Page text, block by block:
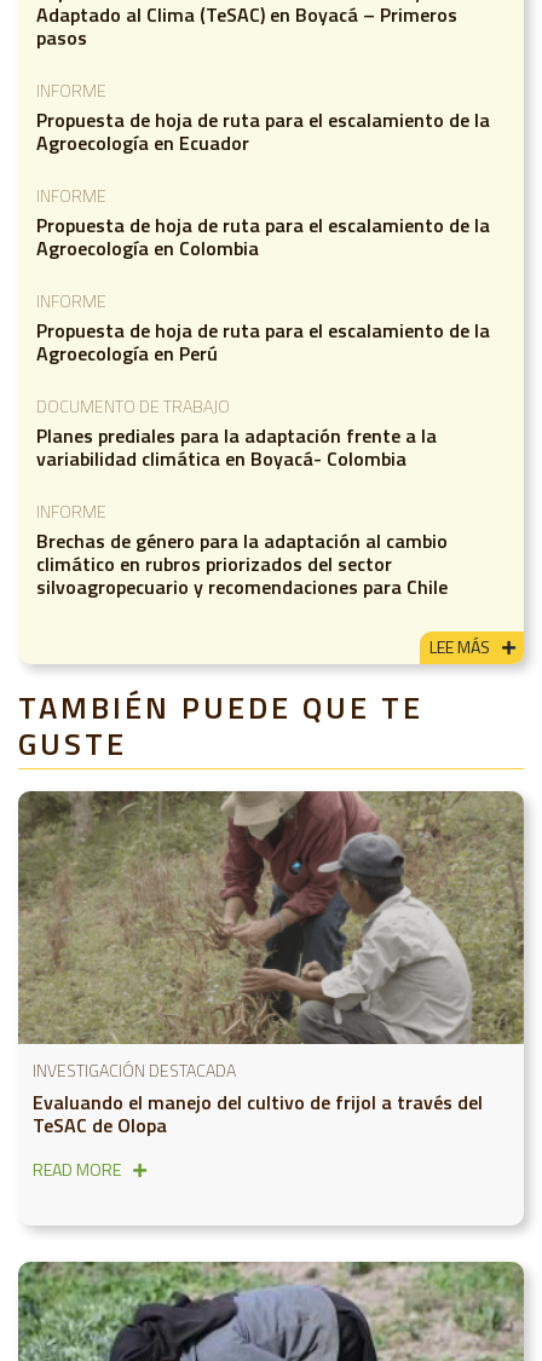
Adaptado al Clima (TeSAC) en Boyacá – Primeros
pasos
INFORME
Propuesta de hoja de ruta para el escalamiento de la
Agroecología en Ecuador
INFORME
Propuesta de hoja de ruta para el escalamiento de la
Agroecología en Colombia
INFORME
Propuesta de hoja de ruta para el escalamiento de la
Agroecología en Perú
DOCUMENTO DE TRABAJO
Planes prediales para la adaptación frente a la
variabilidad climática en Boyacá- Colombia
INFORME
Brechas de género para la adaptación al cambio
climático en rubros priorizados del sector
silvoagropecuario y recomendaciones para Chile
LEE MÁS
TAMBIÉN PUEDE QUE TE
GUSTE
INVESTIGACIÓN DESTACADA
Evaluando el manejo del cultivo de frijol a través del
TeSAC de Olopa
READ MORE